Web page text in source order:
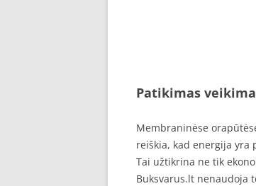
Patikimas
Membraninėse
reiškia, kad energija
Tai užtikrina ne tik
Buksvarus.lt nenaudoja